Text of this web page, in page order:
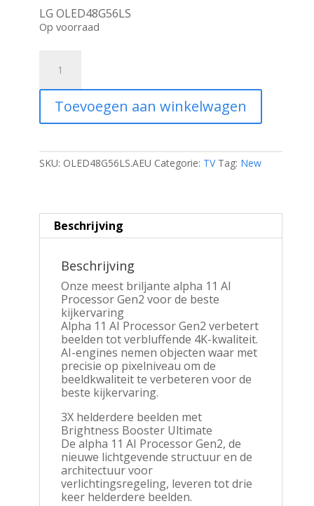
LG OLED48G56LS
Op voorraad
OLED48G56LS
48''
OLED
evo
G5
Smart
Ultra
HD
165Hz
webOS
Zwart
Inclusief
standaard
aantal
Toevoegen aan winkelwagen
SKU: OLED48G56LS.AEU Categorie: TV Tag: New
Beschrijving
Beschrijving
Onze meest briljante alpha 11 AI
Processor Gen2 voor de beste
kijkervaring
Alpha 11 AI Processor Gen2 verbetert
beelden tot verbluffende 4K-kwaliteit.
AI-engines nemen objecten waar met
precisie op pixelniveau om de
beeldkwaliteit te verbeteren voor de
beste kijkervaring.
3X helderdere beelden met
Brightness Booster Ultimate
De alpha 11 AI Processor Gen2, de
nieuwe lichtgevende structuur en de
architectuur voor
verlichtingsregeling, leveren tot drie
keer helderdere beelden.